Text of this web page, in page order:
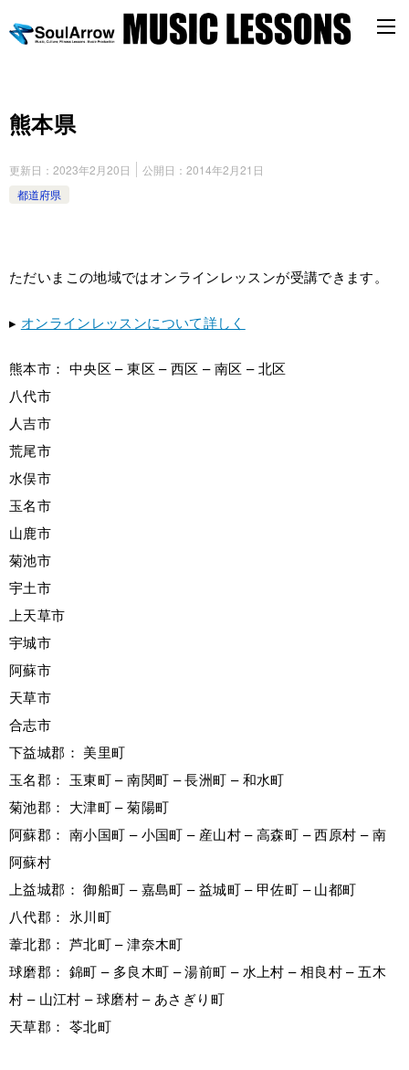
熊本県
更新日： 2023年2月20日 公開日： 2014年2月21日
都道府県
ただいまこの地域ではオンラインレッスンが受講できます。
▸ オンラインレッスンについて詳しく
熊本市： 中央区 – 東区 – 西区 – 南区 – 北区
八代市
人吉市
荒尾市
水俣市
玉名市
山鹿市
菊池市
宇土市
上天草市
宇城市
阿蘇市
天草市
合志市
下益城郡： 美里町
玉名郡： 玉東町 – 南関町 – 長洲町 – 和水町
菊池郡： 大津町 – 菊陽町
阿蘇郡： 南小国町 – 小国町 – 産山村 – 高森町 – 西原村 – 南
阿蘇村
上益城郡： 御船町 – 嘉島町 – 益城町 – 甲佐町 – 山都町
八代郡： 氷川町
葦北郡： 芦北町 – 津奈木町
球磨郡： 錦町 – 多良木町 – 湯前町 – 水上村 – 相良村 – 五木
村 – 山江村 – 球磨村 – あさぎり町
天草郡： 苓北町